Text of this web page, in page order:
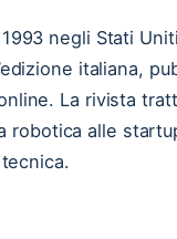
negli Stati
italiana,
La rivista
robotica alle